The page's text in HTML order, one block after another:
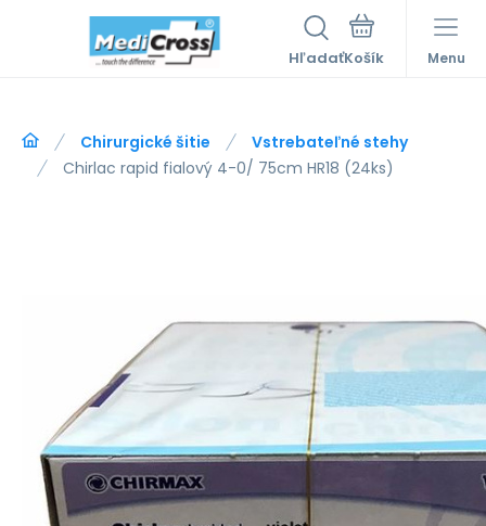
Hľadať Menu
Chirurgické šitie
Vstrebateľné stehy
Chirlac rapid fialový 4-0/ 75cm HR18 (24ks)